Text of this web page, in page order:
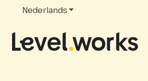
NederlandsSubmenu tonen